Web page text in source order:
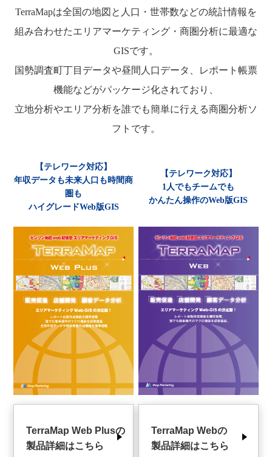
TerraMapは全国の地図と人口・世帯数などの統計情報を
組み合わせたエリアマーケティング・商圏分析に最適な
GISです。
国勢調査町丁目データや昼間人口データ、レポート帳票
機能などがパッケージ化されており、
立地分析やエリア分析を誰でも簡単に行える商圏分析ソ
フトです。
【テレワーク対応】
年収データも未来人口も時間商
圏も
ハイグレードWeb版GIS
TerraMap Web Plusの
製品詳細はこちら
【テレワーク対応】
1人でもチームでも
かんたん操作のWeb版GIS
TerraMap Webの
製品詳細はこちら